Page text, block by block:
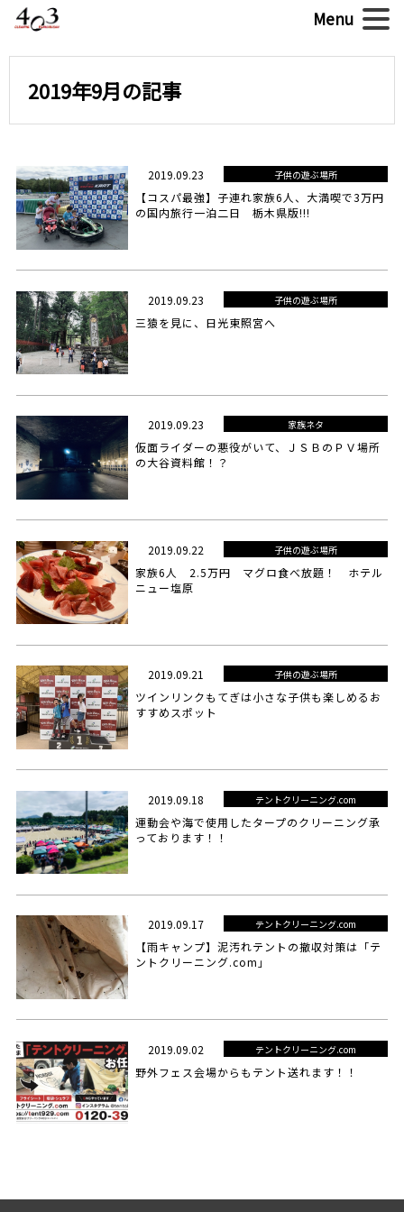
2019年9月の記事
2019.09.23 子供の遊ぶ場所
【コスパ最強】子連れ家族6人、大満喫で3万円
の国内旅行一泊二日 栃木県版!!!
2019.09.23 子供の遊ぶ場所
三猿を見に、日光東照宮へ
2019.09.23 家族ネタ
仮面ライダーの悪役がいて、ＪＳＢのＰＶ場所
の大谷資料館！？
2019.09.22 子供の遊ぶ場所
家族6人 2.5万円 マグロ食べ放題！ ホテル
ニュー塩原
2019.09.21 子供の遊ぶ場所
ツインリンクもてぎは小さな子供も楽しめるお
すすめスポット
2019.09.18 テントクリーニング.com
運動会や海で使用したタープのクリーニング承
っております！！
2019.09.17 テントクリーニング.com
【雨キャンプ】泥汚れテントの撤収対策は「テ
ントクリーニング.com」
2019.09.02 テントクリーニング.com
野外フェス会場からもテント送れます！！